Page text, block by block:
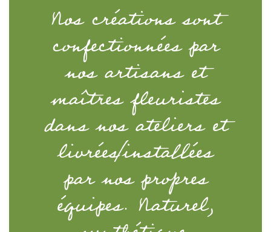
Nos créations sont
confectionnées par
nos artisans et
maîtres fleuristes
dans nos ateliers et
livrées/installées
par nos propres
équipes. Naturel,